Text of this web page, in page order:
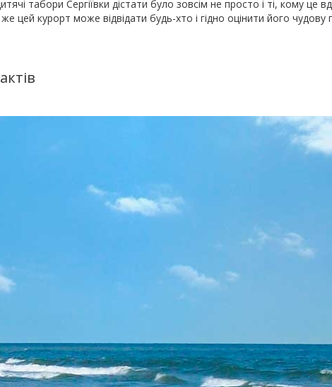
табори Сергіївки дістати було зовсім не просто і ті, кому це
цей курорт може відвідати будь-хто і гідно оцінити його чудову